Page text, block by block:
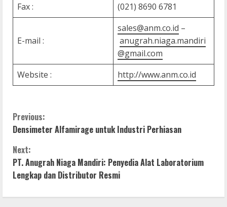
Fax :
(021) 8690 6781
E-mail :
sales@anm.co.id –
anugrah.niaga.mandiri
@gmail.com
Website :
http://www.anm.co.id
C
o
n
t
Previous:
Densimeter Alfamirage untuk Industri Perhiasan
Next:
PT. Anugrah Niaga Mandiri: Penyedia Alat Laboratorium
Lengkap dan Distributor Resmi